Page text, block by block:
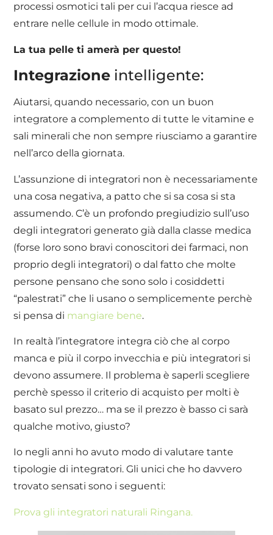
processi osmotici tali per cui l’acqua riesce ad
entrare nelle cellule in modo ottimale.
La tua pelle ti amerà per questo!
Integrazione intelligente:
Aiutarsi, quando necessario, con un buon
integratore a complemento di tutte le vitamine e
sali minerali che non sempre riusciamo a garantire
nell’arco della giornata.
L’assunzione di integratori non è necessariamente
una cosa negativa, a patto che si sa cosa si sta
assumendo. C’è un profondo pregiudizio sull’uso
degli integratori generato già dalla classe medica
(forse loro sono bravi conoscitori dei farmaci, non
proprio degli integratori) o dal fatto che molte
persone pensano che sono solo i cosiddetti
“palestrati” che li usano o semplicemente perchè
si pensa di mangiare bene.
In realtà l’integratore integra ciò che al corpo
manca e più il corpo invecchia e più integratori si
devono assumere. Il problema è saperli scegliere
perchè spesso il criterio di acquisto per molti è
basato sul prezzo… ma se il prezzo è basso ci sarà
qualche motivo, giusto?
Io negli anni ho avuto modo di valutare tante
tipologie di integratori. Gli unici che ho davvero
trovato sensati sono i seguenti:
Prova gli integratori naturali Ringana.